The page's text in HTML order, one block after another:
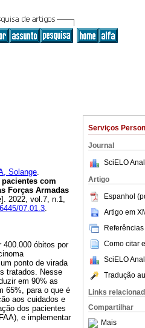
Serviços
Journal
SciELO
Artigo
Espanhol
Artigo em
Como citar
SciELO
Tradução
Links
Compartilhar
Mais
Solange.
com
Forças Armadas
2022, vol.7, n.1,
07.01.3.
400.000 óbitos por
ponto de virada
tratados. Nesse
em 90% as
65%, para o que é
aos cuidados e
dos pacientes
e implementar